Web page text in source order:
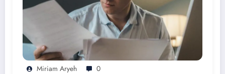
Miriam Aryeh 0